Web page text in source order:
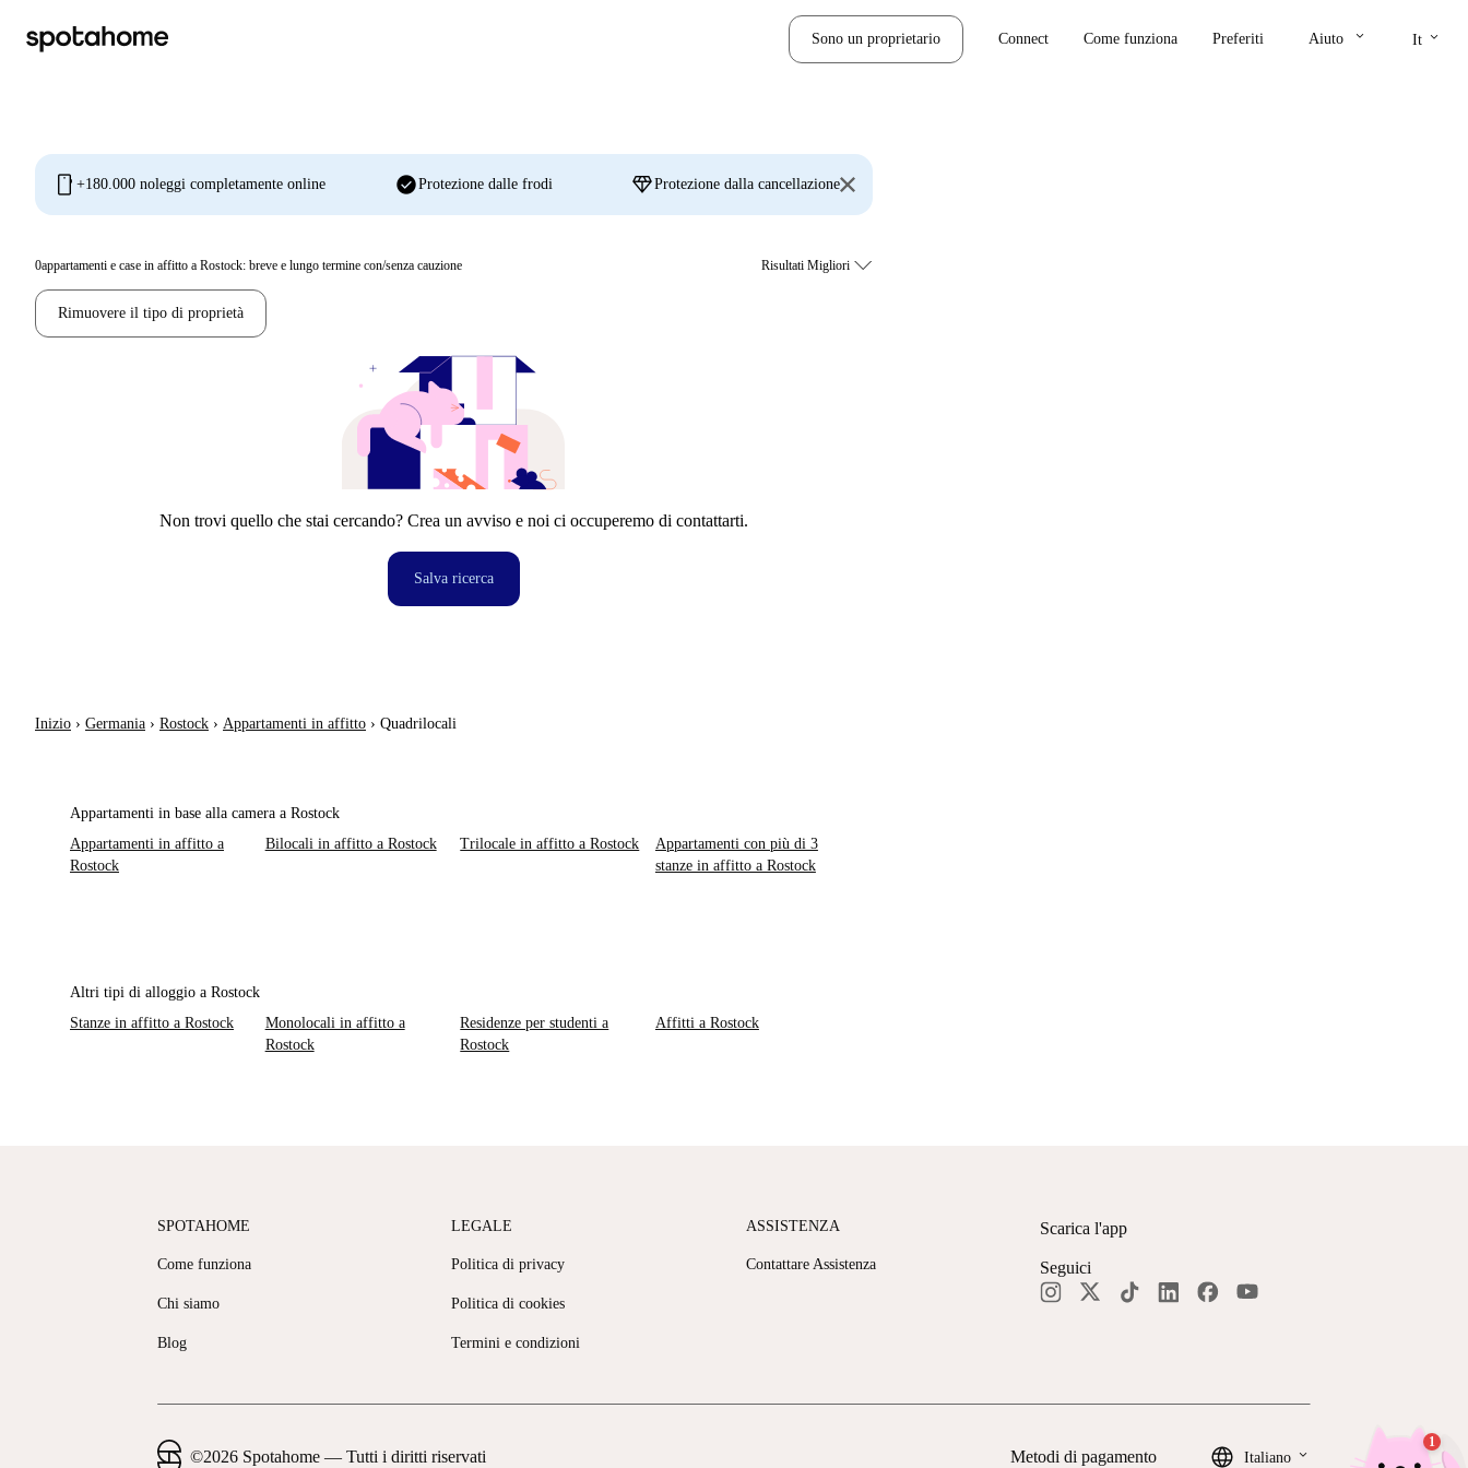
Sono un proprietario Connect Come funziona Preferiti Aiuto keyboard_arrow_down It keyboard_arrow_down
mobile +180.000 noleggi completamente online check_circleProtezione dalle frodi diamondProtezione dalla cancellazione
0appartamenti e case in affitto a Rostock: breve e lungo termine con/senza cauzione
Rimuovere il tipo di proprietà
Non trovi quello che stai cercando? Crea un avviso e noi ci occuperemo di contattarti.
Salva ricerca
Inizio › Germania › Rostock › Appartamenti in affitto › Quadrilocali
Appartamenti in base alla camera a Rostock
Appartamenti in affitto a
Rostock
Bilocali in affitto a Rostock Trilocale in affitto a Rostock
Appartamenti con più di 3
stanze in affitto a Rostock
Altri tipi di alloggio a Rostock
Stanze in affitto a Rostock
Monolocali in affitto a
Rostock
Residenze per studenti a
Rostock
Affitti a Rostock
SPOTAHOME
Come funziona
Chi siamo
Blog
LEGALE
Politica di privacy
Politica di cookies
Termini e condizioni
ASSISTENZA
Contattare Assistenza
Scarica l'app
Seguici
©2026 Spotahome — Tutti i diritti riservati Metodi di pagamento Italiano keyboard_arrow_down